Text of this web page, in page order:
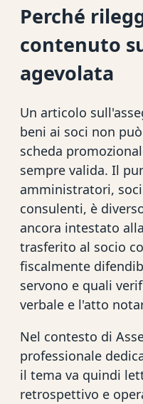
Perché
contenuto
agevolata
Un articolo
beni ai soci non
scheda
sempre valida. Il
amministratori,
consulenti, è
ancora intestato
trasferito al socio
fiscalmente
servono e quali
verbale e l'atto
Nel contesto di
professionale
il tema va quindi
retrospettivo e